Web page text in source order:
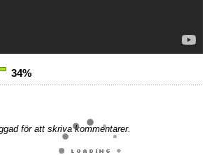
34%
för att skriva kommentarer.